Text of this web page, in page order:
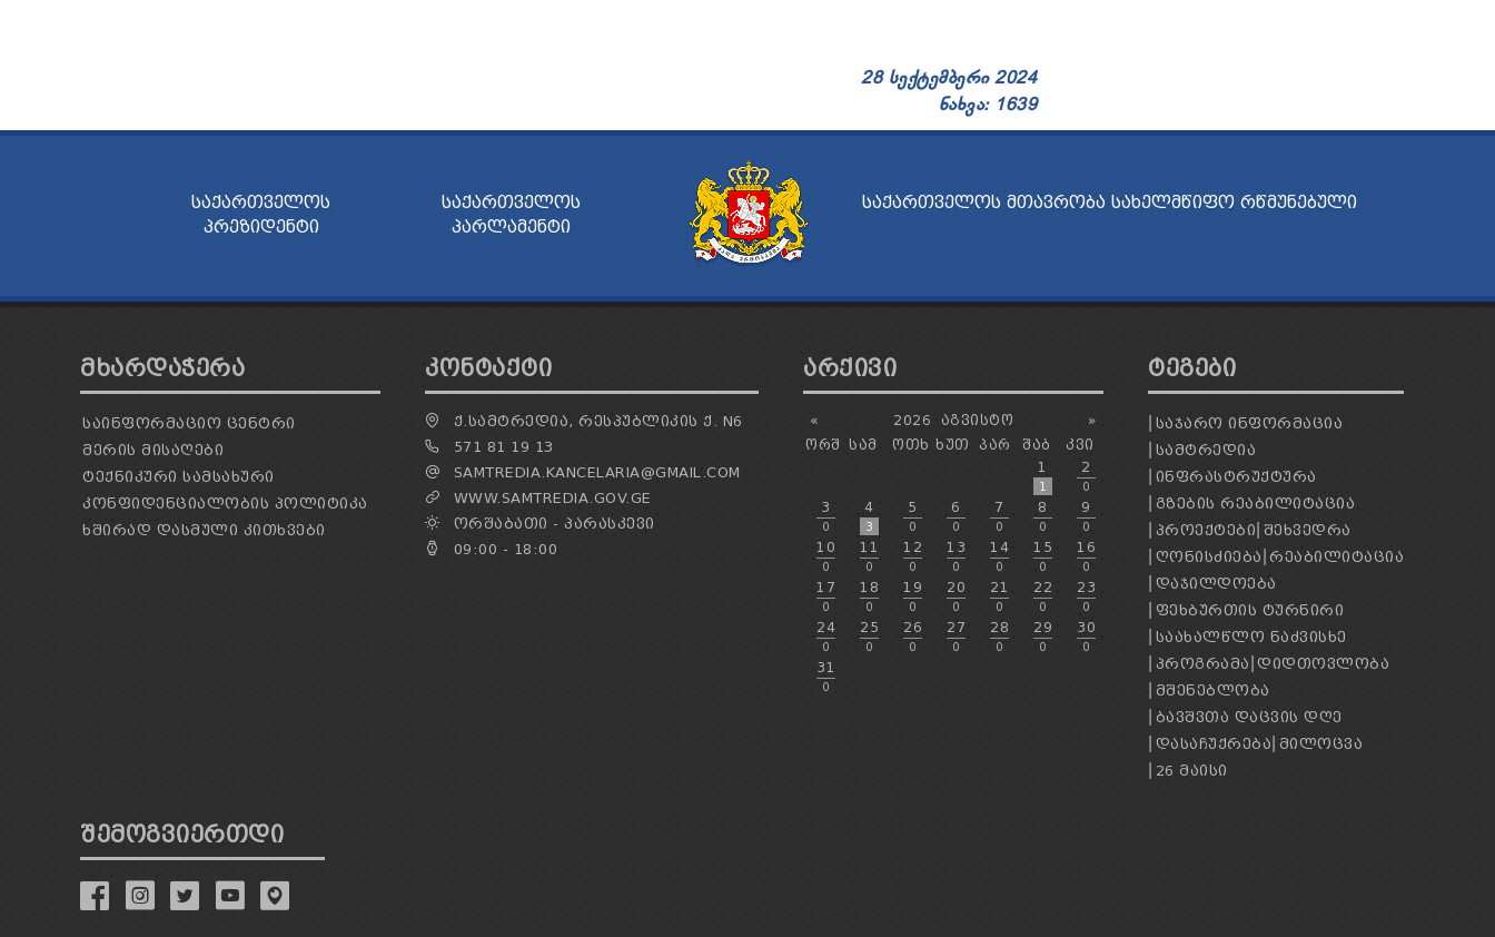
28 სექტემბერი 2024
ნახვა: 1639
ᲡᲐᲥᲐᲠᲗᲕᲔᲚᲝᲡ
ᲞᲠᲔᲖᲘᲓᲔᲜᲢᲘ
ᲡᲐᲥᲐᲠᲗᲕᲔᲚᲝᲡ
ᲞᲐᲠᲚᲐᲛᲔᲜᲢᲘ
ᲡᲐᲥᲐᲠᲗᲕᲔᲚᲝᲡ ᲛᲗᲐᲕᲠᲝᲑᲐ ᲡᲐᲮᲔᲚᲛᲬᲘᲤᲝ ᲠᲬᲛᲣᲜᲔᲑᲣᲚᲘ
ᲛᲮᲐᲠᲓᲐᲭᲔᲠᲐ
ᲡᲐᲘᲜᲤᲝᲠᲛᲐᲪᲘᲝ ᲪᲔᲜᲢᲠᲘ
ᲛᲔᲠᲘᲡ ᲛᲘᲡᲐᲦᲔᲑᲘ
ᲢᲔᲥᲜᲘᲙᲣᲠᲘ ᲡᲐᲛᲡᲐᲮᲣᲠᲘ
ᲙᲝᲜᲤᲘᲓᲔᲜᲪᲘᲐᲚᲝᲑᲘᲡ ᲞᲝᲚᲘᲢᲘᲙᲐ
ᲮᲨᲘᲠᲐᲓ ᲓᲐᲡᲛᲣᲚᲘ ᲙᲘᲗᲮᲕᲔᲑᲘ
ᲙᲝᲜᲢᲐᲥᲢᲘ
Ქ.ᲡᲐᲛᲢᲠᲔᲓᲘᲐ, ᲠᲔᲡᲞᲣᲑᲚᲘᲙᲘᲡ Ქ. N6
571 81 19 13
SAMTREDIA.KANCELARIA@GMAIL.COM
WWW.SAMTREDIA.GOV.GE
ᲝᲠᲨᲐᲑᲐᲗᲘ - ᲞᲐᲠᲐᲡᲙᲔᲕᲘ
09:00 - 18:00
ᲐᲠᲥᲘᲕᲘ
« »
2026
ᲐᲒᲕᲘᲡᲢᲝ
ᲝᲠᲨ
ᲡᲐᲛ ᲝᲗᲮ ᲮᲣᲗ ᲞᲐᲠ ᲨᲐᲑ
ᲙᲕᲘ
1
1
2
0
3
0
4
3
5
0
6
0
7
0
8
0
9
0
10
0
11
0
12
0
13
0
14
0
15
0
16
0
17
0
18
0
19
0
20
0
21
0
22
0
23
0
24
0
25
0
26
0
27
0
28
0
29
0
30
0
31
0
ᲢᲔᲒᲔᲑᲘ
ᲡᲐᲯᲐᲠᲝ ᲘᲜᲤᲝᲠᲛᲐᲪᲘᲐ
ᲡᲐᲛᲢᲠᲔᲓᲘᲐ
ᲘᲜᲤᲠᲐᲡᲢᲠᲣᲥᲢᲣᲠᲐ
ᲒᲖᲔᲑᲘᲡ ᲠᲔᲐᲑᲘᲚᲘᲢᲐᲪᲘᲐ
ᲞᲠᲝᲔᲥᲢᲔᲑᲘ ᲨᲔᲮᲕᲔᲓᲠᲐ
ᲦᲝᲜᲘᲡᲫᲘᲔᲑᲐ ᲠᲔᲐᲑᲘᲚᲘᲢᲐᲪᲘᲐ
ᲓᲐᲯᲘᲚᲓᲝᲔᲑᲐ
ᲤᲔᲮᲑᲣᲠᲗᲘᲡ ᲢᲣᲠᲜᲘᲠᲘ
ᲡᲐᲐᲮᲐᲚᲬᲚᲝ ᲜᲐᲫᲕᲘᲡᲮᲔ
ᲞᲠᲝᲒᲠᲐᲛᲐ ᲓᲘᲓᲗᲝᲕᲚᲝᲑᲐ
ᲛᲨᲔᲜᲔᲑᲚᲝᲑᲐ
ᲑᲐᲕᲨᲕᲗᲐ ᲓᲐᲪᲕᲘᲡ ᲓᲦᲔ
ᲓᲐᲡᲐᲩᲣᲥᲠᲔᲑᲐ ᲛᲘᲚᲝᲪᲕᲐ
26 ᲛᲐᲘᲡᲘ
ᲨᲔᲛᲝᲒᲕᲘᲔᲠᲗᲓᲘ